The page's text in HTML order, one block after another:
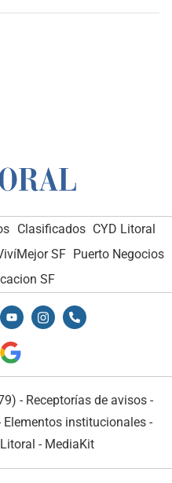
Clasificados CYD Litoral
SF Puerto Negocios
SF
- Receptorías de avisos -
Elementos institucionales -
- MediaKit